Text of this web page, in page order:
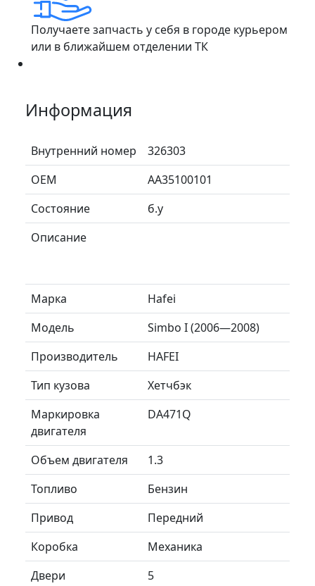
Получаете запчасть у себя в городе курьером
или в ближайшем отделении ТК
Информация
Внутренний номер
326303
ОЕМ
AA35100101
Состояние
б.у
Описание
Марка
Hafei
Модель
Simbo I (2006—2008)
Производитель
HAFEI
Тип кузова
Хетчбэк
Маркировка
двигателя
DA471Q
Объем двигателя
1.3
Топливо
Бензин
Привод
Передний
Коробка
Механика
Двери
5